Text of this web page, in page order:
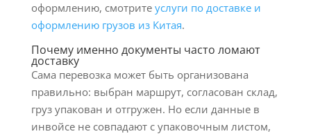
оформлению, смотрите услуги по доставке и
оформлению грузов из Китая.
Почему именно документы часто ломают
доставку
Сама перевозка может быть организована
правильно: выбран маршрут, согласован склад,
груз упакован и отгружен. Но если данные в
инвойсе не совпадают с упаковочным листом,